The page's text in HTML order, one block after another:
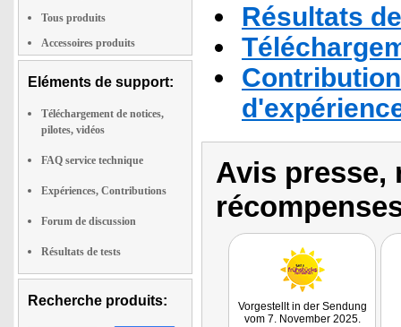
Tous produits
Accessoires produits
Eléments de support:
Téléchargement de notices,
pilotes, vidéos
FAQ service technique
Expériences, Contributions
Forum de discussion
Résultats de tests
Recherche produits:
Résultats
Avis presse,
Vorgestellt in der Sendung
vom 7. November 2025.